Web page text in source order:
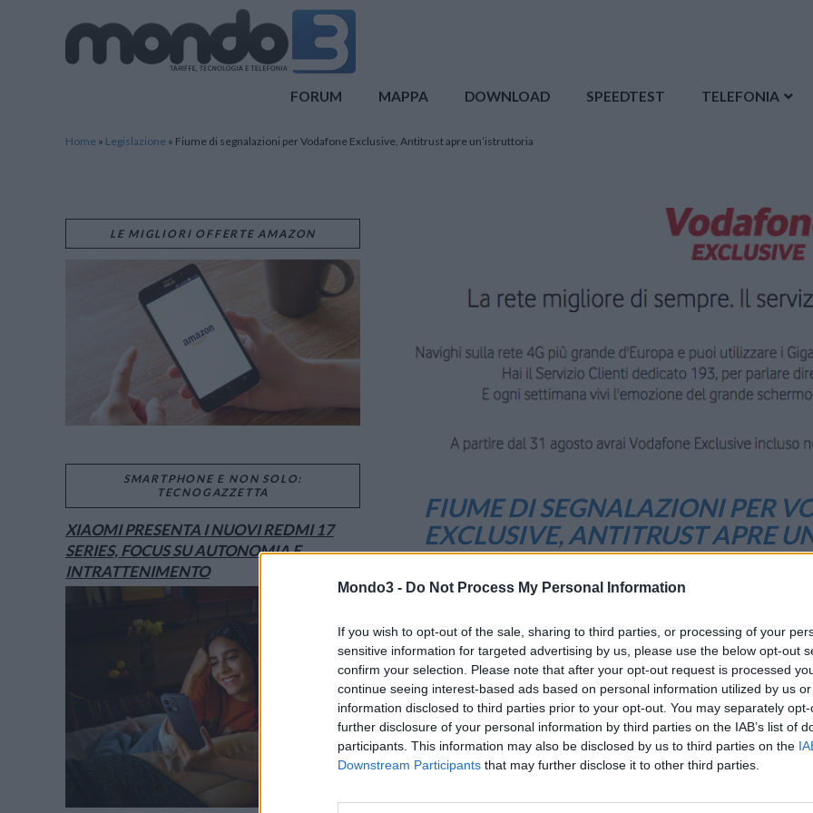
Mondo3 - Do Not Process My Personal Information
If you wish to opt-out of the sale, sharing to third parties, or processing of your
sensitive information for targeted advertising by us, please use the below opt-out
confirm your selection. Please note that after your opt-out request is processed
continue seeing interest-based ads based on personal information utilized by us
information disclosed to third parties prior to your opt-out. You may separately
further disclosure of your personal information by third parties on the IAB’s list of
participants. This information may also be disclosed by us to third parties on the
Downstream Participants that may further disclose it to other third parties.
FORUM MAPPA DOWNLOAD SPEEDTEST TELEFONIA
Home » Legislazione » Fiume di segnalazioni per Vodafone Exclusive, Antitrust apre un’istruttoria
FIUME DI SEGNALAZIONI PER
EXCLUSIVE, ANTITRUST APRE
Antitrust per
Vodafone Exclusive.
I motivi li spiega la stessa AGCM che cita testualmente: “
avvio dell’istruttoria, in ragione del numero elevato di
intervento pervenute, ai sensi dell’articolo 6, comma 2, del “
sulle procedure istruttorie inmateria di pubblicità
comparativa, pratiche commerciali scorrette, violazione dei
LE MIGLIORI OFFERTE AMAZON
SMARTPHONE E NON SOLO:
TECNOGAZZETTA
XIAOMI PRESENTA I NUOVI REDMI 17
SERIES, FOCUS SU AUTONOMIA E
INTRATTENIMENTO